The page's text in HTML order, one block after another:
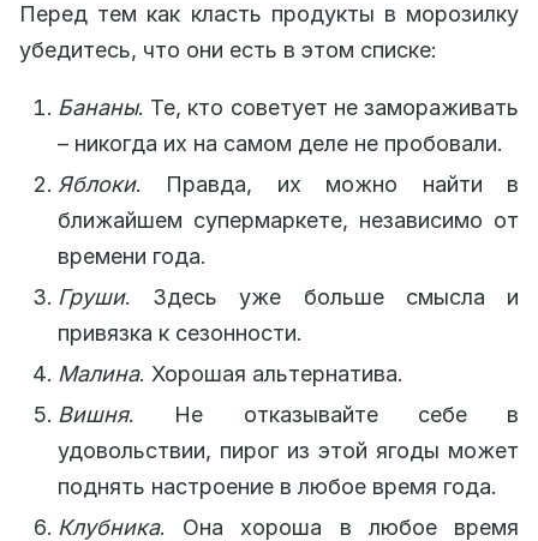
Перед тем как класть продукты в морозилку
убедитесь, что они есть в этом списке:
Бананы. Те, кто советует не замораживать
– никогда их на самом деле не пробовали.
Яблоки. Правда, их можно найти в
ближайшем супермаркете, независимо от
времени года.
Груши. Здесь уже больше смысла и
привязка к сезонности.
Малина. Хорошая альтернатива.
Вишня. Не отказывайте себе в
удовольствии, пирог из этой ягоды может
поднять настроение в любое время года.
Клубника. Она хороша в любое время